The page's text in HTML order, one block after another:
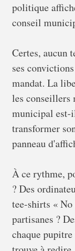
politique
conseil
Certes, aucun
ses
mandat. La
les conseillers
municipal
transformer
panneau
À ce rythme,
? Des
tee-shirts « No
partisanes ?
chaque